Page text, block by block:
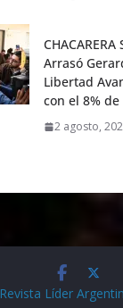
CHACARERA
Arrasó
Libertad
con el 8%
2 agosto,
Revista Líder